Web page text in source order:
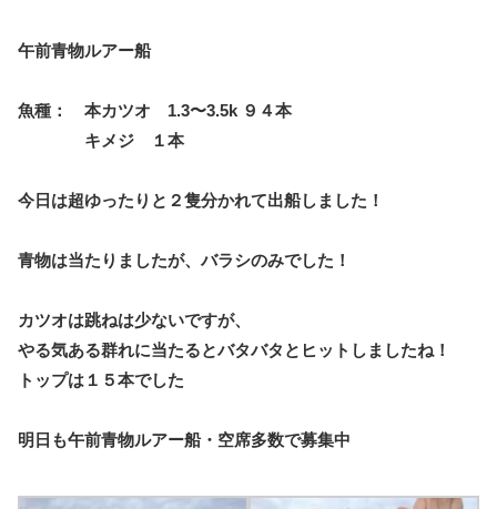
午前青物ルアー船
魚種： 本カツオ 1.3〜3.5k ９４本
キメジ １本
今日は超ゆったりと２隻分かれて出船しました！
青物は当たりましたが、バラシのみでした！
カツオは跳ねは少ないですが、
やる気ある群れに当たるとバタバタとヒットしましたね！
トップは１５本でした
明日も午前青物ルアー船・空席多数で募集中